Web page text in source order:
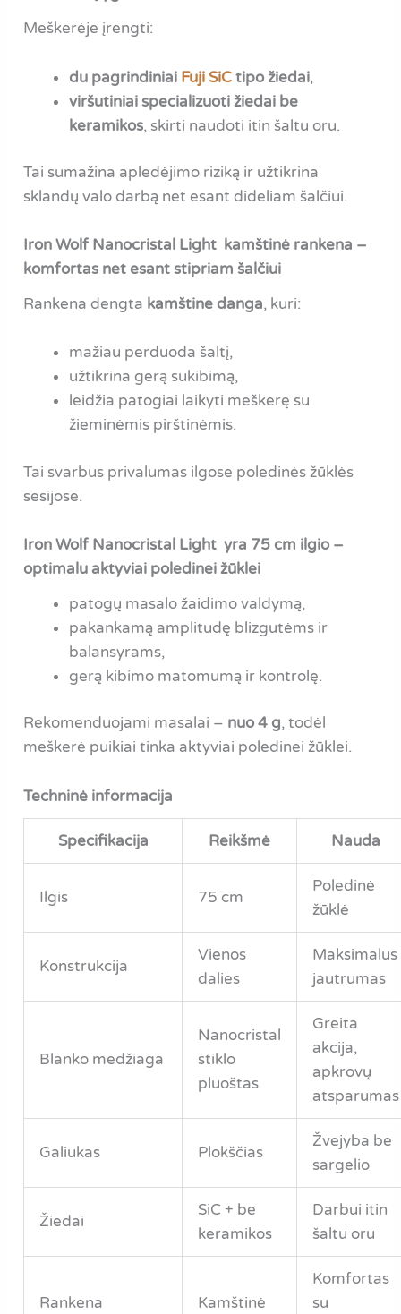
Meškerėje įrengti:
du pagrindiniai Fuji SiCtipo žiedai,
viršutiniai specializuoti žiedai be
keramikos, skirti naudoti itin šaltu oru.
Tai sumažina apledėjimo riziką ir užtikrina
sklandų valo darbą net esant dideliam šalčiui.
Iron Wolf Nanocristal Light kamštinė rankena –
komfortas net esant stipriam šalčiui
Rankena dengta kamštine danga, kuri:
mažiau perduoda šaltį,
užtikrina gerą sukibimą,
leidžia patogiai laikyti meškerę su
žieminėmis pirštinėmis.
Tai svarbus privalumas ilgose poledinės žūklės
sesijose.
Iron Wolf Nanocristal Light yra 75 cm ilgio –
optimalu aktyviai poledinei žūklei
patogų masalo žaidimo valdymą,
pakankamą amplitudę blizgutėms ir
balansyrams,
gerą kibimo matomumą ir kontrolę.
Rekomenduojami masalai – nuo 4 g, todėl
meškerė puikiai tinka aktyviai poledinei žūklei.
Techninė informacija
Specifikacija Reikšmė Nauda
Ilgis 75 cm
Poledinė
žūklė
Konstrukcija
Vienos
dalies
Maksimalus
jautrumas
Blanko medžiaga
Nanocristal
stiklo
pluoštas
Greita
akcija,
apkrovų
atsparumas
Galiukas Plokščias
Žvejyba be
sargelio
Žiedai
SiC + be
keramikos
Darbui itin
šaltu oru
Rankena Kamštinė
Komfortas
su